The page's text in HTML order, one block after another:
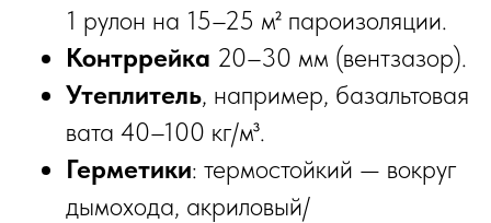
1 рулон на 15–25 м² пароизоляции.
Контррейка 20–30 мм (вентзазор).
Утеплитель, например, базальтовая
вата 40–100 кг/м³.
Герметики: термостойкий — вокруг
дымохода, акриловый/